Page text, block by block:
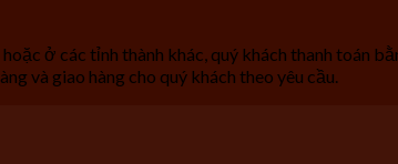
ở các tỉnh thành khác, quý khách thanh toán
và giao hàng cho quý khách theo yêu cầu.